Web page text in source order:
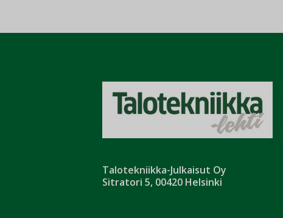
Talotekniikka-Julkaisut Oy
Sitratori 5, 00420 Helsinki